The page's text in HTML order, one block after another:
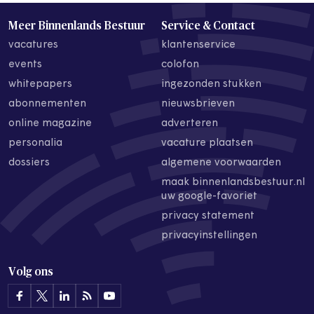
Meer Binnenlands Bestuur
vacatures
events
whitepapers
abonnementen
online magazine
personalia
dossiers
Service & Contact
klantenservice
colofon
ingezonden stukken
nieuwsbrieven
adverteren
vacature plaatsen
algemene voorwaarden
maak binnenlandsbestuur.nl
uw google-favoriet
privacy statement
privacyinstellingen
Volg ons